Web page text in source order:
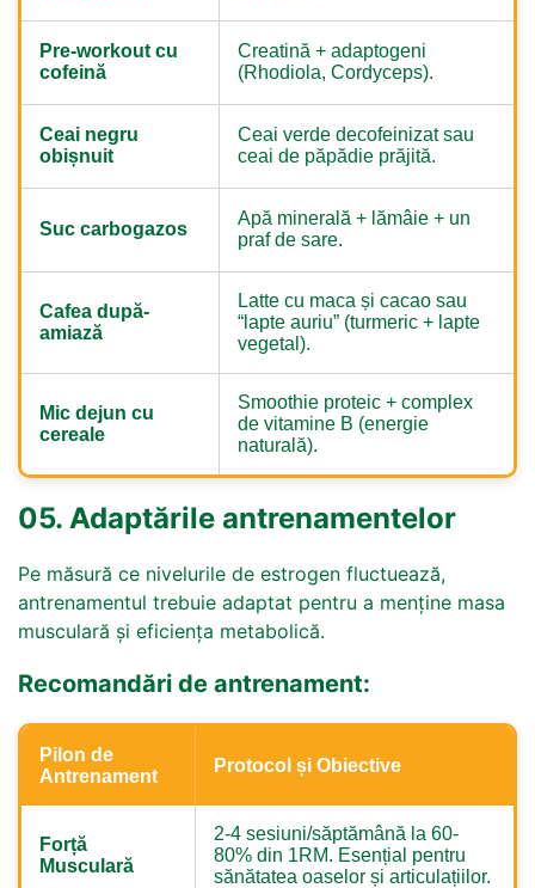
Pre-workout cu
cofeină
Creatină + adaptogeni
(Rhodiola, Cordyceps).
Ceai negru
obișnuit
Ceai verde decofeinizat sau
ceai de păpădie prăjită.
Suc carbogazos
Apă minerală + lămâie + un
praf de sare.
Cafea după-
amiază
Latte cu maca și cacao sau
“lapte auriu” (turmeric + lapte
vegetal).
Mic dejun cu
cereale
Smoothie proteic + complex
de vitamine B (energie
naturală).
05. Adaptările antrenamentelor
Pe măsură ce nivelurile de estrogen fluctuează,
antrenamentul trebuie adaptat pentru a menține masa
musculară și eficiența metabolică.
Recomandări de antrenament:
Pilon de
Antrenament
Protocol și Obiective
Forță
Musculară
2-4 sesiuni/săptămână la 60-
80% din 1RM. Esențial pentru
sănătatea oaselor și articulațiilor.